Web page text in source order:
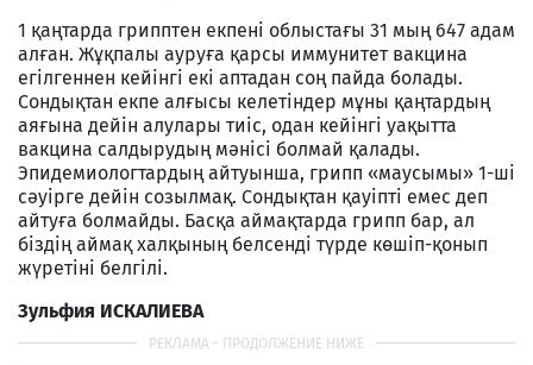
1 қаңтарда грипптен екпені облыстағы 31 мың 647 адам
алған. Жұқпалы ауруға қарсы иммунитет вакцина
егілгеннен кейінгі екі аптадан соң пайда болады.
Сондықтан екпе алғысы келетіндер мұны қаңтардың
аяғына дейін алулары тиіс, одан кейінгі уақытта
вакцина салдырудың мәнісі болмай қалады.
Эпидемиологтардың айтуынша, грипп «маусымы» 1-ші
сәуірге дейін созылмақ. Сондықтан қауіпті емес деп
айтуға болмайды. Басқа аймақтарда грипп бар, ал
біздің аймақ халқының белсенді түрде көшіп-қонып
жүретіні белгілі.
Зульфия ИСКАЛИЕВА